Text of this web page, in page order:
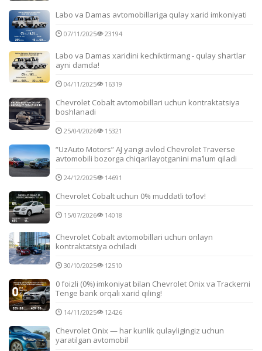
Labo va Damas avtomobillariga qulay xarid imkoniyati
07/11/2025 23194
Labo va Damas xaridini kechiktirmang - qulay shartlar
ayni damda!
04/11/2025 16319
Chevrolet Cobalt avtomobillari uchun kontraktatsiya
boshlanadi
25/04/2026 15321
“UzAuto Motors” AJ yangi avlod Chevrolet Traverse
avtomobili bozorga chiqarilayotganini ma’lum qiladi
24/12/2025 14691
Chevrolet Cobalt uchun 0% muddatli to‘lov!
15/07/2026 14018
Chevrolet Cobalt avtomobillari uchun onlayn
kontraktatsiya ochiladi
30/10/2025 12510
0 foizli (0%) imkoniyat bilan Chevrolet Onix va Trackerni
Tenge bank orqali xarid qiling!
14/11/2025 12426
Chevrolet Onix — har kunlik qulayligingiz uchun
yaratilgan avtomobil